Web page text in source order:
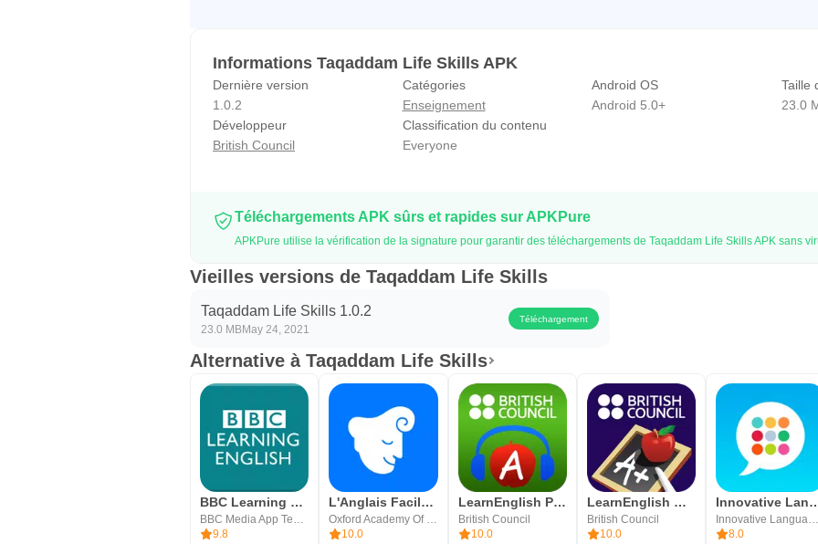
Informations Taqaddam Life Skills APK
Dernière version
1.0.2
Catégories
Enseignement
Android OS
Android 5.0+
Taille
23.0
Développeur
British Council
Classification du contenu
Everyone
Téléchargements APK sûrs et rapides sur APKPure
APKPure utilise la vérification de la signature pour garantir des téléchargements de Taqaddam Life Skills APK sans
Vieilles versions de Taqaddam Life Skills
Taqaddam Life Skills 1.0.2
23.0 MBMay 24, 2021
Téléchargement
Alternative à Taqaddam Life Skills
BBC Learning English
BBC Media App Technologies
9.8
L'Anglais Facile avec iStoria
Oxford Academy Of Languages, Inc
10.0
LearnEnglish Podcasts
British Council
10.0
LearnEnglish Grammar
British Council
10.0
Innovative
Innovative Language Learning USA, LLC
8.0